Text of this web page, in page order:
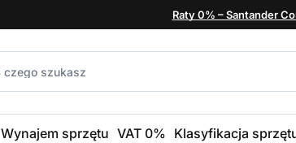
Raty 0% – Santander
Wynajem sprzętu VAT 0% Klasyfikacja